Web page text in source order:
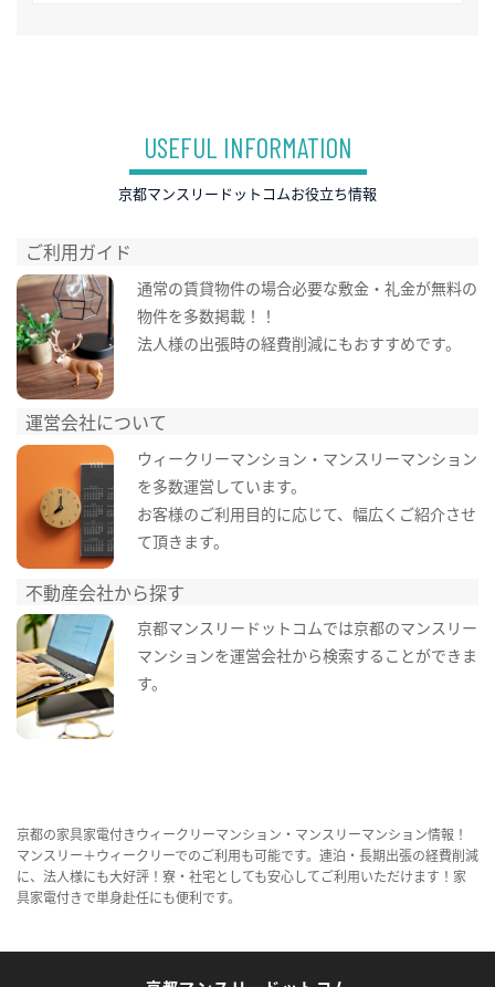
USEFUL INFORMATION
京都マンスリードットコムお役立ち情報
ご利用ガイド
通常の賃貸物件の場合必要な敷金・礼金が無料の
物件を多数掲載！！
法人様の出張時の経費削減にもおすすめです。
運営会社について
ウィークリーマンション・マンスリーマンション
を多数運営しています。
お客様のご利用目的に応じて、幅広くご紹介させ
て頂きます。
不動産会社から探す
京都マンスリードットコムでは京都のマンスリー
マンションを運営会社から検索することができま
す。
京都の家具家電付きウィークリーマンション・マンスリーマンション情報！
マンスリー＋ウィークリーでのご利用も可能です。連泊・長期出張の経費削減
に、法人様にも大好評！寮・社宅としても安心してご利用いただけます！家
具家電付きで単身赴任にも便利です。